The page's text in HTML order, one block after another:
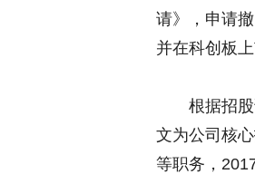
请》，申请
并在科创板
根据招股
文为公司核
等职务，